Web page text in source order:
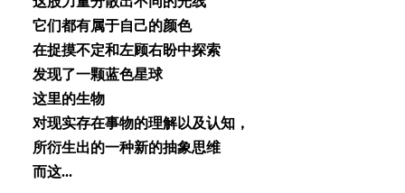
它们都有属于⾃⼰的颜⾊
在捉摸不定和左顾右盼中探索
发现了⼀颗蓝⾊星球
这⾥的⽣物
对现实存在事物的理解以及认知，
所衍⽣出的⼀种新的抽象思维
⽽这...